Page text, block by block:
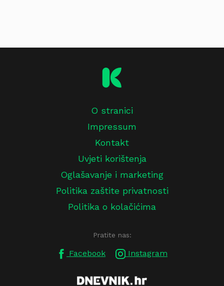
O stranici
Impressum
Kontakt
Uvjeti korištenja
Oglašavanje i marketing
Politika zaštite privatnosti
Politika o kolačićima
Pratite nas:
Facebook Instagram